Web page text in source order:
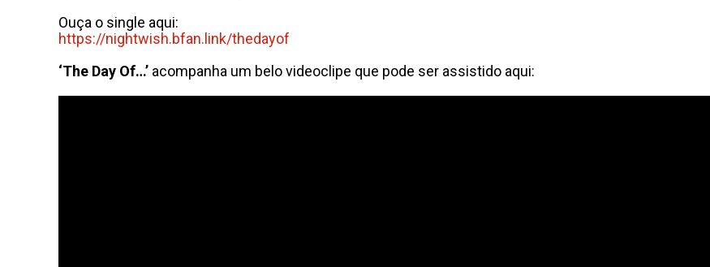
Ouça o single aqui:
https://nightwish.bfan.link/thedayof
‘The Day Of…’ acompanha um belo videoclipe que pode ser assistido aqui: